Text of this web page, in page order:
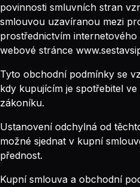
povinnosti smluvních stran
smlouvou uzavíranou mezi
prostřednictvím
webové stránce
Tyto obchodní podmínky se
kdy kupujícím je spotřebitel
zákoníku.
Ustanovení odchylná od
možné sjednat v kupní
přednost.
Kupní smlouva a obchodní